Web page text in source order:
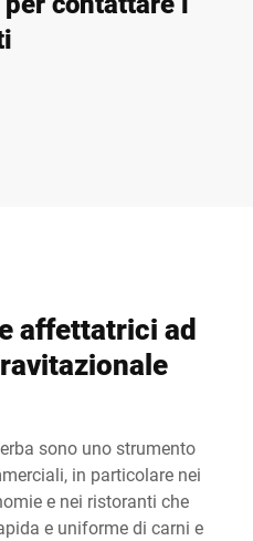
affettatrici ad
sono uno strumento
in particolare nei
e nei ristoranti che
e uniforme di carni e